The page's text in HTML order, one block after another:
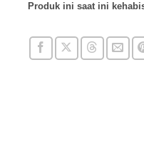
Produk ini saat ini